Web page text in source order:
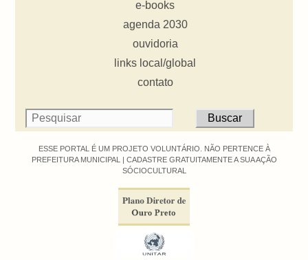
e-books
agenda 2030
ouvidoria
links local/global
contato
ESSE PORTAL É UM PROJETO VOLUNTÁRIO. NÃO PERTENCE À
PREFEITURA MUNICIPAL | CADASTRE GRATUITAMENTE A SUA AÇÃO
SÓCIOCULTURAL